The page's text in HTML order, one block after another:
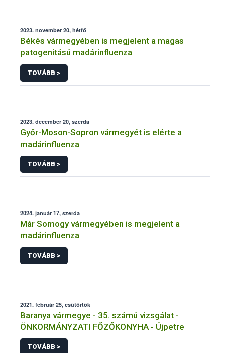
2023. november 20, hétfő
Békés vármegyében is megjelent a magas
patogenitású madárinfluenza
TOVÁBB >
2023. december 20, szerda
Győr-Moson-Sopron vármegyét is elérte a
madárinfluenza
TOVÁBB >
2024. január 17, szerda
Már Somogy vármegyében is megjelent a
madárinfluenza
TOVÁBB >
2021. február 25, csütörtök
Baranya vármegye - 35. számú vizsgálat -
ÖNKORMÁNYZATI FŐZŐKONYHA - Újpetre
TOVÁBB >